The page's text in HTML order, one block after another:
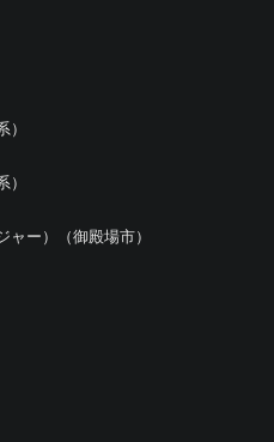
）
）
ャー）（御殿場市）